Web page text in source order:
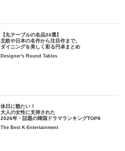
【丸テーブルの名品34選】
北欧や日本の名作から注目作まで。
ダイニングを美しく彩る円卓まとめ
Designer's Round Tables
休日に観たい！
大人の女性に支持された
2026年・話題の韓国ドラマランキングTOP8
The Best K-Entertainment